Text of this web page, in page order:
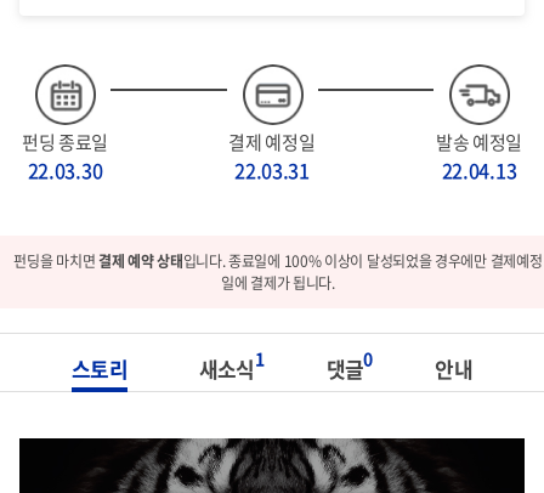
펀딩 종료일
22.03.30
결제 예정일
22.03.31
발송 예정일
22.04.13
펀딩을 마치면결제 예약 상태입니다. 종료일에 100% 이상이 달성되었을 경우에만 결제예정
일에 결제가 됩니다.
스토리 새소식1 댓글0 안내